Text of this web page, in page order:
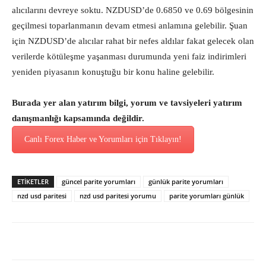
alıcılarını devreye soktu. NZDUSD’de 0.6850 ve 0.69 bölgesinin
geçilmesi toparlanmanın devam etmesi anlamına gelebilir. Şuan
için NZDUSD’de alıcılar rahat bir nefes aldılar fakat gelecek olan
verilerde kötüleşme yaşanması durumunda yeni faiz indirimleri
yeniden piyasanın konuştuğu bir konu haline gelebilir.
Burada yer alan yatırım bilgi, yorum ve tavsiyeleri yatırım
danışmanlığı kapsamında değildir.
Canlı Forex Haber ve Yorumları için Tıklayın!
ETİKETLER güncel parite yorumları
günlük parite yorumları
nzd usd paritesi
nzd usd paritesi yorumu parite yorumları günlük